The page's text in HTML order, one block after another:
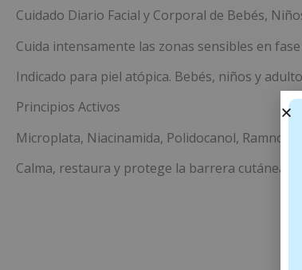
Cuidado Diario Facial y Corporal de Bebés,
Cuida intensamente las zonas sensibles en
Indicado para piel atópica. Bebés, niños y
Principios Activos
Microplata, Niacinamida, Polidocanol,
Calma, restaura y protege la barrera cutánea